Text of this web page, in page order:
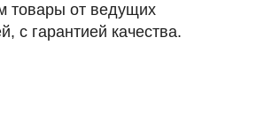
товары от ведущих
с гарантией качества.